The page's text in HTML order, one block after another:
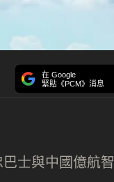
在 Google
緊貼《PCM》消息
士與中國億航智